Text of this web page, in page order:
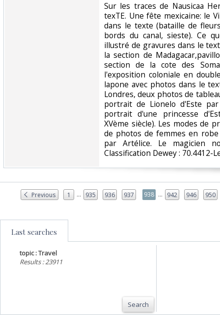
‎Sur les traces de Nausicaa
texTE. Une fête mexicaine: le
dans le texte (bataille de
bords du canal, sieste). Ce
illustré de gravures dans le
la section de
section de la cote des
l'exposition coloniale en
lapone avec photos dans le
Londres, deux photos de
portrait de Lionelo d'Este
portrait d'une princesse
XVème siècle). Les modes de
de photos de femmes en
par Artélice. Le magicien
Classification Dewey : 70.4412-
Previous 1 ... 935 936 937 938 ... 942 946 950
Last searches
topic : Travel
Results : 23911
Search